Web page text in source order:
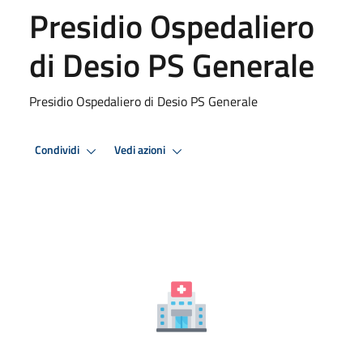
Presidio Ospedaliero
di Desio PS Generale
Presidio Ospedaliero di Desio PS Generale
Condividi Vedi azioni